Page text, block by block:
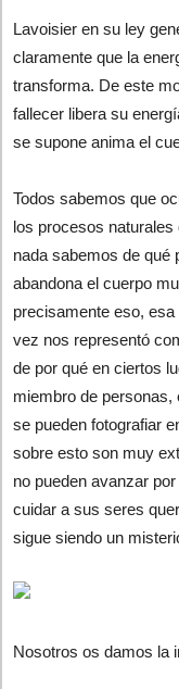
Lavoisier en su ley
claramente que la
transforma. De este
fallecer libera su
se supone anima el
Todos sabemos que
los procesos
nada sabemos de qué
abandona el cuerpo
precisamente eso,
vez nos representó
de por qué en ciertos
miembro de personas,
se pueden fotografiar
sobre esto son muy
no pueden avanzar
cuidar a sus seres
sigue siendo un
Nosotros os damos la